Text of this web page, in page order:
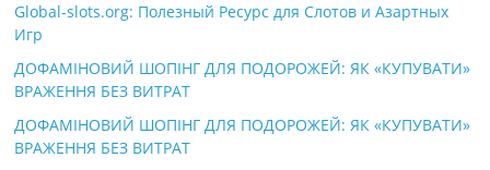
Global-slots.org: Полезный Ресурс для Слотов и Азартных
Игр
ДОФАМІНОВИЙ ШОПІНГ ДЛЯ ПОДОРОЖЕЙ: ЯК «КУПУВАТИ»
ВРАЖЕННЯ БЕЗ ВИТРАТ
ДОФАМІНОВИЙ ШОПІНГ ДЛЯ ПОДОРОЖЕЙ: ЯК «КУПУВАТИ»
ВРАЖЕННЯ БЕЗ ВИТРАТ